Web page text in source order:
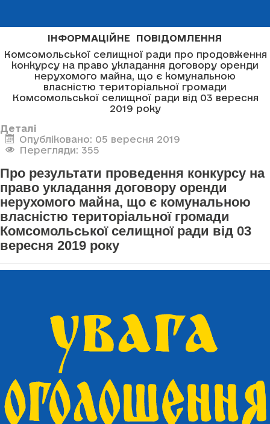
ІНФОРМАЦІЙНЕ ПОВІДОМЛЕННЯ
Комсомольської селищної ради про продовження
конкурсу на право укладання договору оренди
нерухомого майна, що є комунальною
власністю територіальної громади
Комсомольської селищної ради від 03 вересня
2019 року
Деталі
Опубліковано: 05 вересня 2019
Перегляди: 355
Про результати проведення конкурсу на
право укладання договору оренди
нерухомого майна, що є комунальною
власністю територіальної громади
Комсомольської селищної ради від 03
вересня 2019 року